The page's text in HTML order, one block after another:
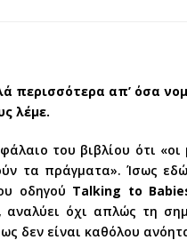
απ’ όσα
λέμε.
του βιβλίου ότι
τα πράγματα». Ίσως
οδηγού Talking to
όχι απλώς τη
δεν είναι καθόλου